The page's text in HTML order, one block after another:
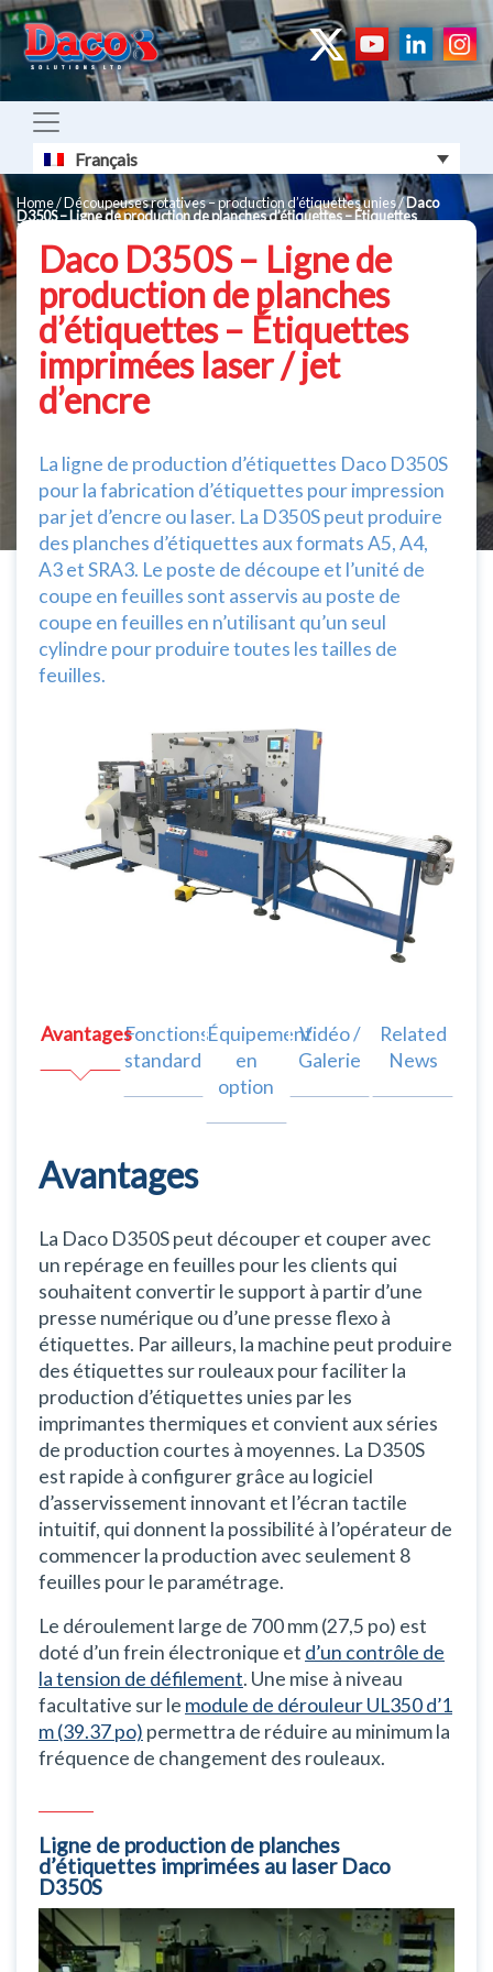
Français
Home/Découpeuses rotatives – production d’étiquettes unies/Daco
D350S – Ligne de production de planches d’étiquettes – Étiquettes
imprimées laser / jet d’encre
Daco D350S – Ligne de
production de planches
d’étiquettes – Étiquettes
imprimées laser / jet
d’encre
La ligne de production d’étiquettes Daco D350S
pour la fabrication d’étiquettes pour impression
par jet d’encre ou laser. La D350S peut produire
des planches d’étiquettes aux formats A5, A4,
A3 et SRA3. Le poste de découpe et l’unité de
coupe en feuilles sont asservis au poste de
coupe en feuilles en n’utilisant qu’un seul
cylindre pour produire toutes les tailles de
feuilles.
AvantagesFonctions
standard
Équipement
en
option
Vidéo /
Galerie
Related
News
Avantages
La Daco D350S peut découper et couper avec
un repérage en feuilles pour les clients qui
souhaitent convertir le support à partir d’une
presse numérique ou d’une presse flexo à
étiquettes. Par ailleurs, la machine peut produire
des étiquettes sur rouleaux pour faciliter la
production d’étiquettes unies par les
imprimantes thermiques et convient aux séries
de production courtes à moyennes. La D350S
est rapide à configurer grâce au logiciel
d’asservissement innovant et l’écran tactile
intuitif, qui donnent la possibilité à l’opérateur de
commencer la production avec seulement 8
feuilles pour le paramétrage.
Le déroulement large de 700 mm (27,5 po) est
doté d’un frein électronique et d’un contrôle de
la tension de défilement. Une mise à niveau
facultative sur le module de dérouleur UL350 d’1
m (39.37 po) permettra de réduire au minimum la
fréquence de changement des rouleaux.
Ligne de production de planches
d’étiquettes imprimées au laser Daco
D350S